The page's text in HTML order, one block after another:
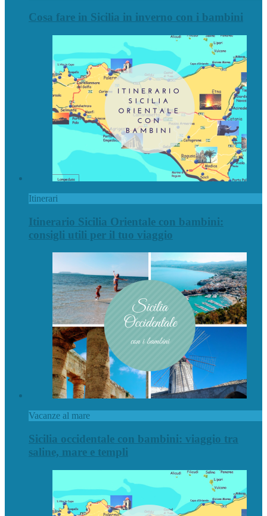
Cosa fare in Sicilia in inverno con i bambini
Itinerari
Itinerario Sicilia Orientale con bambini:
consigli utili per il tuo viaggio
Vacanze al mare
Sicilia occidentale con bambini: viaggio tra
saline, mare e templi